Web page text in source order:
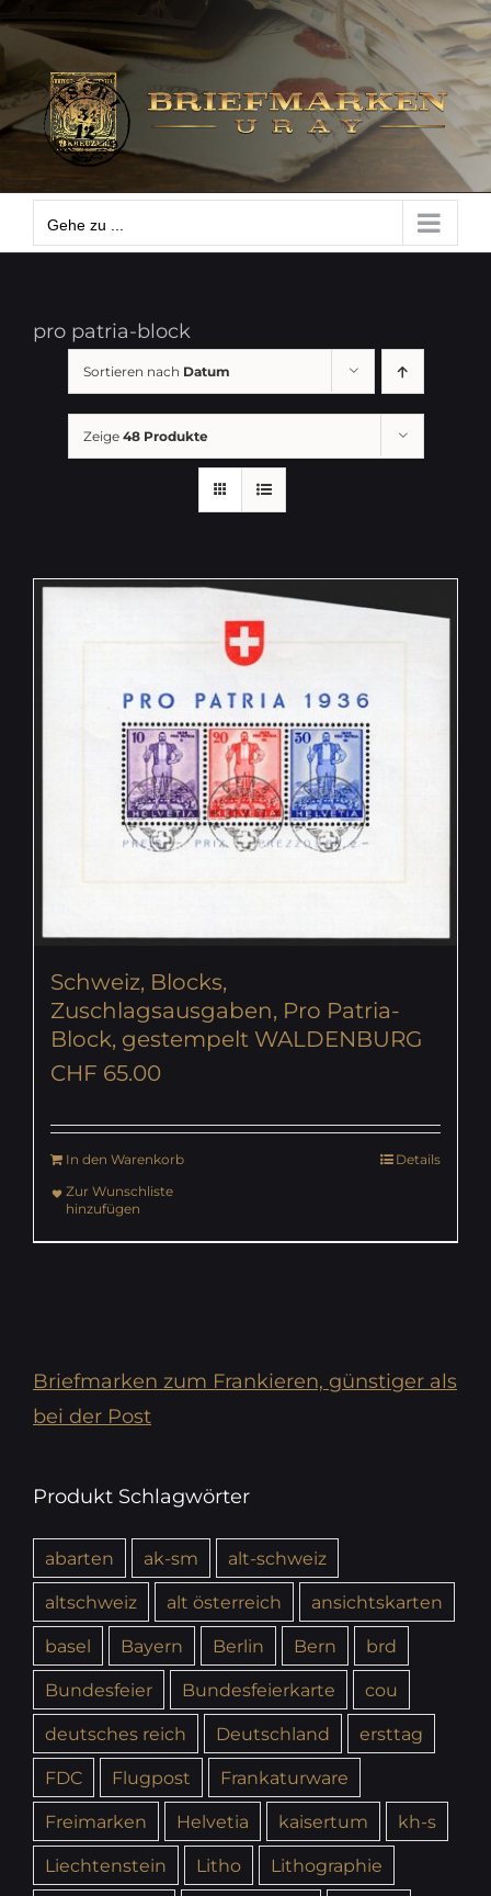
Zum
Inhalt
springen
Gehe zu ...
Gehe zu ...
pro patria-block
Sortieren nach Datum
Zeige 48 Produkte
Schweiz, Blocks,
Zuschlagsausgaben, Pro Patria-
Block, gestempelt WALDENBURG
CHF 65.00
In den Warenkorb
Details
Zur Wunschliste
hinzufügen
Briefmarken zum Frankieren, günstiger als
bei der Post
Produkt Schlagwörter
abarten ak-sm
alt-schweiz
altschweiz
alt österreich
ansichtskarten
basel
Bayern Berlin Bern
brd
Bundesfeier
Bundesfeierkarte
cou
deutsches reich
Deutschland
ersttag
FDC
Flugpost
Frankaturware
Freimarken
Helvetia kaisertum
kh-s
Liechtenstein
Litho
Lithographie